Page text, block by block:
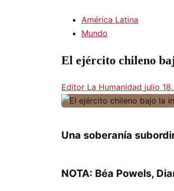
América Latina
Mundo
El ejército chileno
Editor La Humanidad julio
Una soberanía
NOTA: Béa Powels,